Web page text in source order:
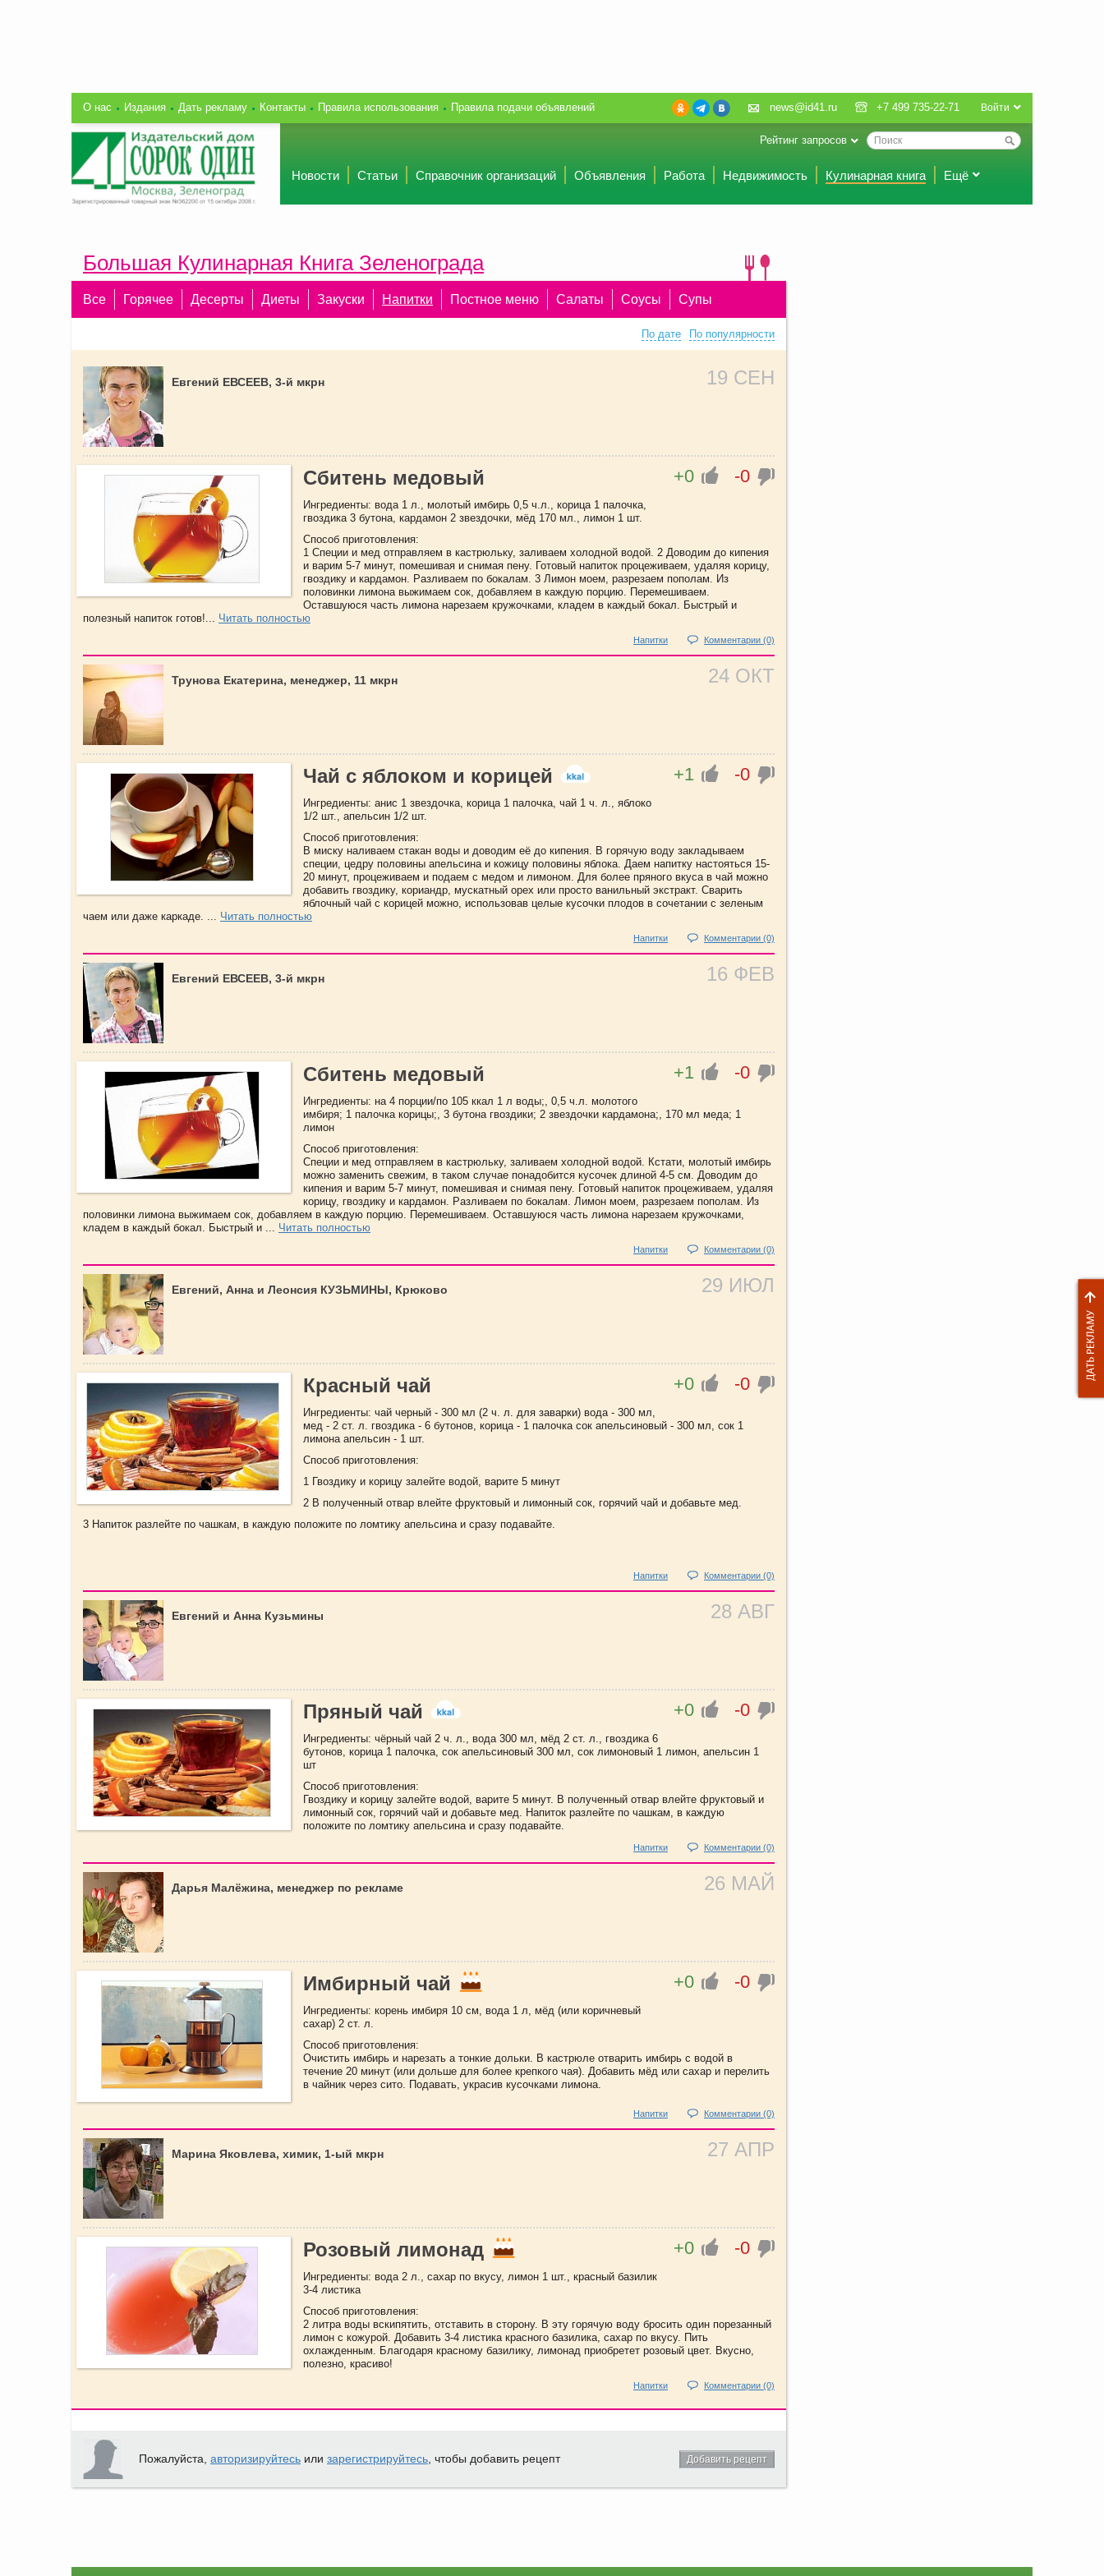
О нас Издания Дать рекламу Контакты Правила использования Правила подачи объявлений Войти
news@id41.ru +7 499 735-22-71
Рейтинг запросов
Новости Статьи Справочник организаций Объявления Работа Недвижимость Кулинарная книга Ещё
Большая Кулинарная Книга Зеленограда
Все Горячее Десерты Диеты Закуски Напитки Постное меню Салаты Соусы Супы
По популярности
По дате
19 СЕН
Евгений ЕВСЕЕВ, 3-й мкрн
+0 -0
Сбитень медовый
Ингредиенты: вода 1 л., молотый имбирь 0,5 ч.л., корица 1 палочка,
гвоздика 3 бутона, кардамон 2 звездочки, мёд 170 мл., лимон 1 шт.
Способ приготовления:
1 Специи и мед отправляем в кастрюльку, заливаем холодной водой. 2 Доводим до кипения
и варим 5-7 минут, помешивая и снимая пену. Готовый напиток процеживаем, удаляя корицу,
гвоздику и кардамон. Разливаем по бокалам. 3 Лимон моем, разрезаем пополам. Из
половинки лимона выжимаем сок, добавляем в каждую порцию. Перемешиваем.
Оставшуюся часть лимона нарезаем кружочками, кладем в каждый бокал. Быстрый и
полезный напиток готов!... Читать полностью
Напитки Комментарии (0)
24 ОКТ
Трунова Екатерина, менеджер, 11 мкрн
+1 -0
Чай с яблоком и корицей
Ингредиенты: анис 1 звездочка, корица 1 палочка, чай 1 ч. л., яблоко
1/2 шт., апельсин 1/2 шт.
Способ приготовления:
В миску наливаем стакан воды и доводим её до кипения. В горячую воду закладываем
специи, цедру половины апельсина и кожицу половины яблока. Даем напитку настояться 15-
20 минут, процеживаем и подаем с медом и лимоном. Для более пряного вкуса в чай можно
добавить гвоздику, кориандр, мускатный орех или просто ванильный экстракт. Сварить
яблочный чай с корицей можно, использовав целые кусочки плодов в сочетании с зеленым
чаем или даже каркаде. ... Читать полностью
Напитки Комментарии (0)
16 ФЕВ
Евгений ЕВСЕЕВ, 3-й мкрн
+1 -0
Сбитень медовый
Ингредиенты: на 4 порции/по 105 ккал 1 л воды;, 0,5 ч.л. молотого
имбиря; 1 палочка корицы;, 3 бутона гвоздики; 2 звездочки кардамона;, 170 мл меда; 1
лимон
Способ приготовления:
Специи и мед отправляем в кастрюльку, заливаем холодной водой. Кстати, молотый имбирь
можно заменить свежим, в таком случае понадобится кусочек длиной 4-5 см. Доводим до
кипения и варим 5-7 минут, помешивая и снимая пену. Готовый напиток процеживаем, удаляя
корицу, гвоздику и кардамон. Разливаем по бокалам. Лимон моем, разрезаем пополам. Из
половинки лимона выжимаем сок, добавляем в каждую порцию. Перемешиваем. Оставшуюся часть лимона нарезаем кружочками,
кладем в каждый бокал. Быстрый и ... Читать полностью
Напитки Комментарии (0)
29 ИЮЛ
Евгений, Анна и Леонсия КУЗЬМИНЫ, Крюково
+0 -0
Красный чай
Ингредиенты: чай черный - 300 мл (2 ч. л. для заварки) вода - 300 мл,
мед - 2 ст. л. гвоздика - 6 бутонов, корица - 1 палочка сок апельсиновый - 300 мл, сок 1
лимона апельсин - 1 шт.
Способ приготовления:
1 Гвоздику и корицу залейте водой, варите 5 минут
2 В полученный отвар влейте фруктовый и лимонный сок, горячий чай и добавьте мед.
3 Напиток разлейте по чашкам, в каждую положите по ломтику апельсина и сразу подавайте.
Напитки Комментарии (0)
28 АВГ
Евгений и Анна Кузьмины
+0 -0
Пряный чай
Ингредиенты: чёрный чай 2 ч. л., вода 300 мл, мёд 2 ст. л., гвоздика 6
бутонов, корица 1 палочка, сок апельсиновый 300 мл, сок лимоновый 1 лимон, апельсин 1
шт
Способ приготовления:
Гвоздику и корицу залейте водой, варите 5 минут. В полученный отвар влейте фруктовый и
лимонный сок, горячий чай и добавьте мед. Напиток разлейте по чашкам, в каждую
положите по ломтику апельсина и сразу подавайте.
Напитки Комментарии (0)
26 МАЙ
Дарья Малёжина, менеджер по рекламе
+0 -0
Имбирный чай
Ингредиенты: корень имбиря 10 см, вода 1 л, мёд (или коричневый
сахар) 2 ст. л.
Способ приготовления:
Очистить имбирь и нарезать а тонкие дольки. В кастрюле отварить имбирь с водой в
течение 20 минут (или дольше для более крепкого чая). Добавить мёд или сахар и перелить
в чайник через сито. Подавать, украсив кусочками лимона.
Напитки Комментарии (0)
27 АПР
Марина Яковлева, химик, 1-ый мкрн
+0 -0
Розовый лимонад
Ингредиенты: вода 2 л., сахар по вкусу, лимон 1 шт., красный базилик
3-4 листика
Способ приготовления:
2 литра воды вскипятить, отставить в сторону. В эту горячую воду бросить один порезанный
лимон с кожурой. Добавить 3-4 листика красного базилика, сахар по вкусу. Пить
охлажденным. Благодаря красному базилику, лимонад приобретет розовый цвет. Вкусно,
полезно, красиво!
Напитки Комментарии (0)
Добавить рецепт
Пожалуйста, авторизируйтесь или зарегистрируйтесь , чтобы добавить рецепт